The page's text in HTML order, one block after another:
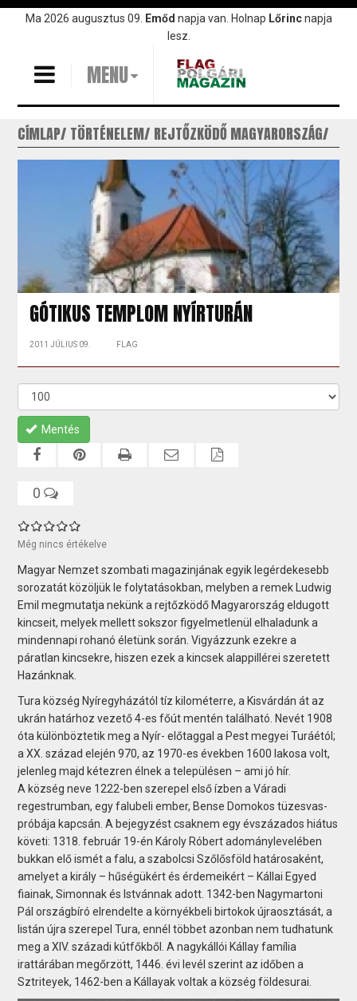
UgrásMa 2026 augusztus 09. Emőd napja van. Holnap Lőrincnapja
lesz.
MENU
CÍMLAP TÖRTÉNELEM REJTŐZKÖDŐ MAGYARORSZÁG
GÓTIKUS TEMPLOM NYÍRTURÁN
2011 JÚLIUS 09. FLAG
Mentés
0
Még nincs értékelve
Magyar Nemzet szombati magazinjának egyik legérdekesebb
sorozatát közöljük le folytatásokban, melyben a remek Ludwig
Emil megmutatja nekünk a rejtőzködő Magyarország eldugott
kincseit, melyek mellett sokszor figyelmetlenül elhaladunk a
mindennapi rohanó életünk során. Vigyázzunk ezekre a
páratlan kincsekre, hiszen ezek a kincsek alappillérei szeretett
Hazánknak.
Tura község Nyíregyházától tíz kilométerre, a Kisvárdán át az
ukrán határhoz vezető 4-es főút mentén található. Nevét 1908
óta különböztetik meg a Nyír- előtaggal a Pest megyei Turáétól;
a XX. század elején 970, az 1970-es években 1600 lakosa volt,
jelenleg majd kétezren élnek a településen – ami jó hír.
A község neve 1222-ben szerepel első ízben a Váradi
regestrumban, egy falubeli ember, Bense Domokos tüzesvas-
próbája kapcsán. A bejegyzést csaknem egy évszázados hiátus
követi: 1318. február 19-én Károly Róbert adománylevelében
bukkan elő ismét a falu, a szabolcsi Szőlősföld határosaként,
amelyet a király – hűségükért és érdemeikért – Kállai Egyed
fiainak, Simonnak és Istvánnak adott. 1342-ben Nagymartoni
Pál országbíró elrendelte a környékbeli birtokok újraosztását, a
listán újra szerepel Tura, ennél többet azonban nem tudhatunk
meg a XIV. századi kútfőkből. A nagykállói Kállay família
irattárában megőrzött, 1446. évi levél szerint az időben a
Sztriteyek, 1462-ben a Kállayak voltak a község földesurai.